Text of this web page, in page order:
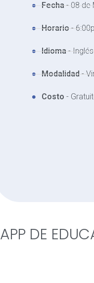
Fecha- 08 de
Horario-
Idioma- Inglés
Modalidad-
Costo -
APP DE